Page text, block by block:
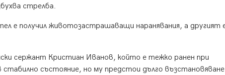
стрелба.
е получил животозастрашаващи наранявания, а другият
сержант Кристиан Иванов, който е тежко ранен при
стабилно състояние, но му предстои дълго